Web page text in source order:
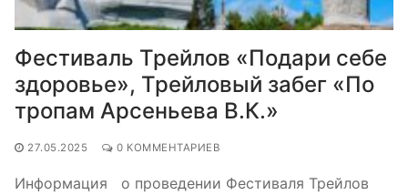
Фестиваль Трейлов «Подари себе
здоровье», Трейловый забег «По
тропам Арсеньева В.К.»
27.05.2025 0 КОММЕНТАРИЕВ
Информация о проведении Фестиваля Трейлов